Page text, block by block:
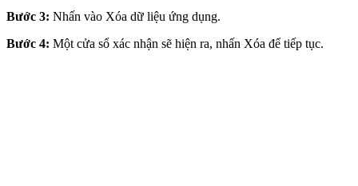
Bước 3: Nhấn vào Xóa dữ liệu ứng dụng.
Bước 4: Một cửa sổ xác nhận sẽ hiện ra, nhấn Xóa để tiếp tục.